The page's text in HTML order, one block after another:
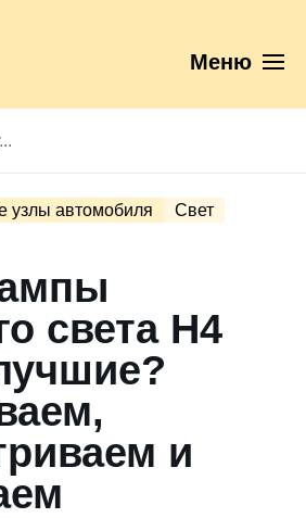
Меню
узлы автомобиля Свет
света H4
и